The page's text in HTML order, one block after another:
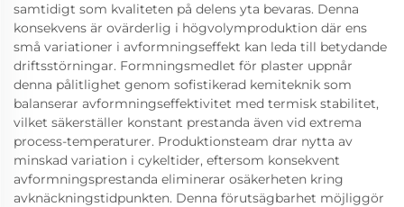
samtidigt som kvaliteten på delens yta bevaras. Denna
konsekvens är ovärderlig i högvolymproduktion där ens
små variationer i avformningseffekt kan leda till betydande
driftsstörningar. Formningsmedlet för plaster uppnår
denna pålitlighet genom sofistikerad kemiteknik som
balanserar avformningseffektivitet med termisk stabilitet,
vilket säkerställer konstant prestanda även vid extrema
process-temperaturer. Produktionsteam drar nytta av
minskad variation i cykeltider, eftersom konsekvent
avformningsprestanda eliminerar osäkerheten kring
avknäckningstidpunkten. Denna förutsägbarhet möjliggör